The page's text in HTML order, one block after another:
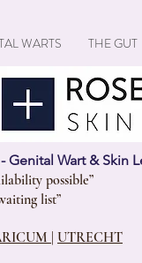
WARTS THE GUT
Genital Wart & Skin
possible”
list”
UTRECHT